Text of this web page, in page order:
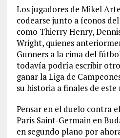
Los jugadores de Mikel
codearse junto a íconos
como Thierry Henry,
Wright, quienes
Gunners a la cima del
todavía podría escribir
ganar la Liga de
su historia a finales de este
Pensar en el duelo contra
Paris Saint-Germain en
en segundo plano por